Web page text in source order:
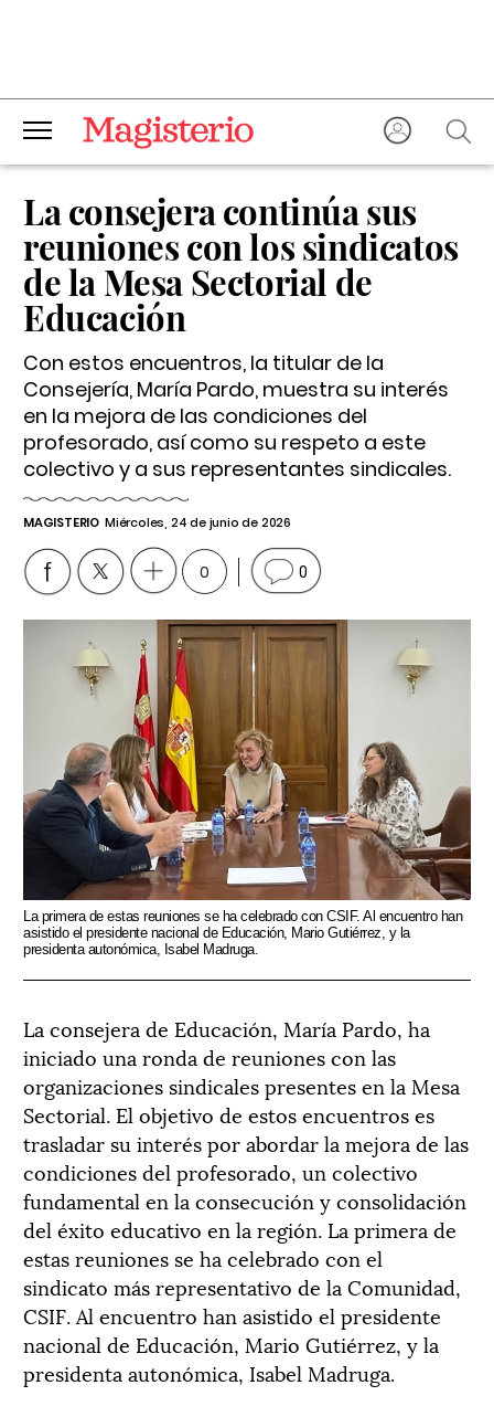
La consejera continúa sus
reuniones con los sindicatos
de la Mesa Sectorial de
Educación
Con estos encuentros, la titular de la
Consejería, María Pardo, muestra su interés
en la mejora de las condiciones del
profesorado, así como su respeto a este
colectivo y a sus representantes sindicales.
MAGISTERIO Miércoles, 24 de junio de 2026
0 0
La primera de estas reuniones se ha celebrado con CSIF. Al encuentro han
asistido el presidente nacional de Educación, Mario Gutiérrez, y la
presidenta autonómica, Isabel Madruga.
La consejera de Educación, María Pardo, ha
iniciado una ronda de reuniones con las
organizaciones sindicales presentes en la Mesa
Sectorial. El objetivo de estos encuentros es
trasladar su interés por abordar la mejora de las
condiciones del profesorado, un colectivo
fundamental en la consecución y consolidación
del éxito educativo en la región. La primera de
estas reuniones se ha celebrado con el
sindicato más representativo de la Comunidad,
CSIF. Al encuentro han asistido el presidente
nacional de Educación, Mario Gutiérrez, y la
presidenta autonómica, Isabel Madruga.